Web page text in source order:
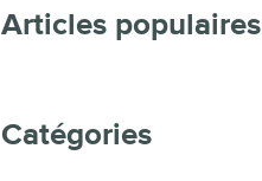
Articles populaires
Catégories